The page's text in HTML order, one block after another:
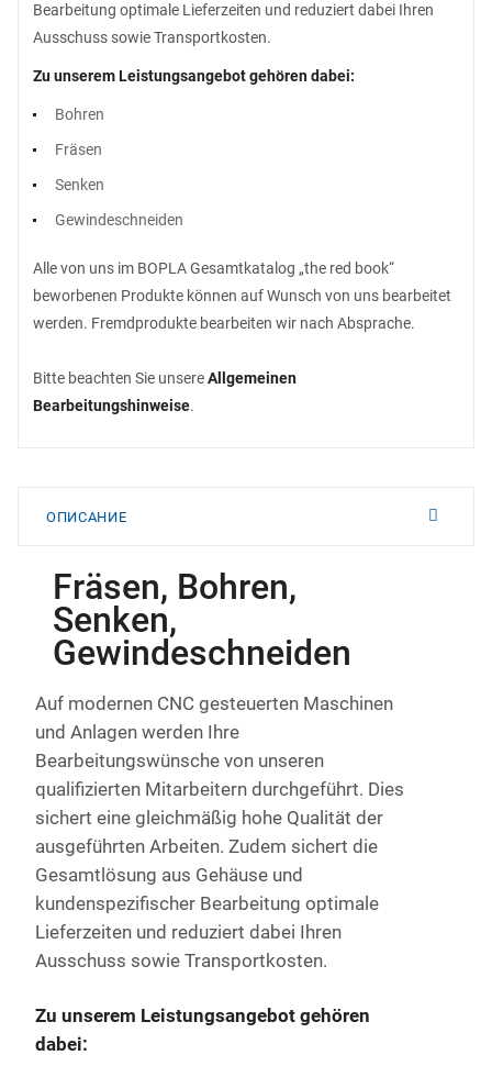
Bearbeitung optimale Lieferzeiten und reduziert dabei Ihren
Ausschuss sowie Transportkosten.
Zu unserem Leistungsangebot gehören dabei:
Bohren
Fräsen
Senken
Gewindeschneiden
Alle von uns im BOPLA Gesamtkatalog „the red book“
beworbenen Produkte können auf Wunsch von uns bearbeitet
werden. Fremdprodukte bearbeiten wir nach Absprache.
Bitte beachten Sie unsereAllgemeinen
Bearbeitungshinweise.
ОПИСАНИЕ
Fräsen, Bohren,
Senken,
Gewindeschneiden
Auf modernen CNC gesteuerten Maschinen
und Anlagen werden Ihre
Bearbeitungswünsche von unseren
qualifizierten Mitarbeitern durchgeführt. Dies
sichert eine gleichmäßig hohe Qualität der
ausgeführten Arbeiten. Zudem sichert die
Gesamtlösung aus Gehäuse und
kundenspezifischer Bearbeitung optimale
Lieferzeiten und reduziert dabei Ihren
Ausschuss sowie Transportkosten.
Zu unserem Leistungsangebot gehören
dabei: